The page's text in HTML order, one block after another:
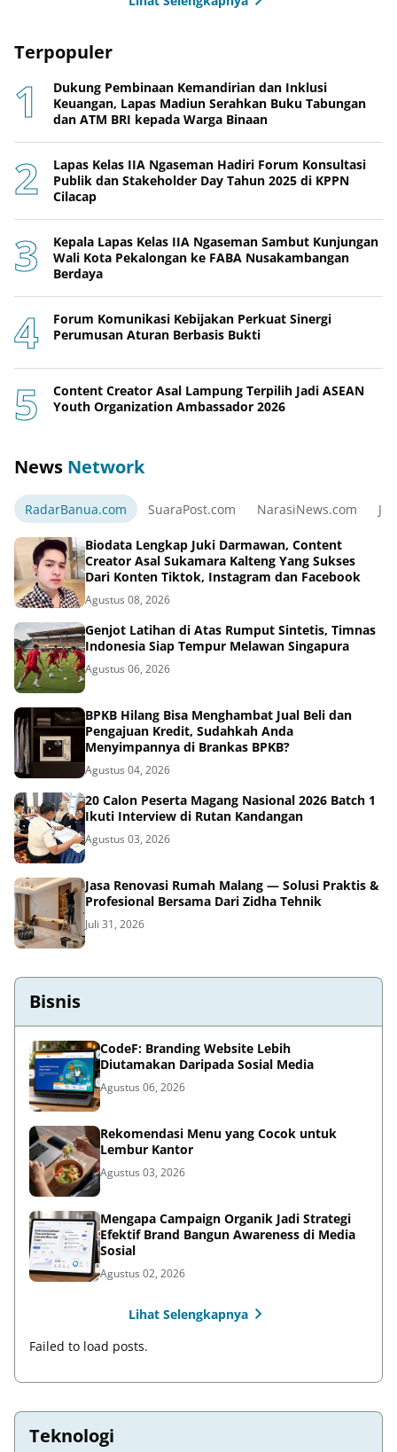
Terpopuler
Dukung Pembinaan Kemandirian dan Inklusi
Keuangan, Lapas Madiun Serahkan Buku Tabungan
dan ATM BRI kepada Warga Binaan
Lapas Kelas IIA Ngaseman Hadiri Forum Konsultasi
Publik dan Stakeholder Day Tahun 2025 di KPPN
Cilacap
Kepala Lapas Kelas IIA Ngaseman Sambut Kunjungan
Wali Kota Pekalongan ke FABA Nusakambangan
Berdaya
Forum Komunikasi Kebijakan Perkuat Sinergi
Perumusan Aturan Berbasis Bukti
Content Creator Asal Lampung Terpilih Jadi ASEAN
Youth Organization Ambassador 2026
News Network
RadarBanua.com SuaraPost.com NarasiNews.com
Biodata Lengkap Juki Darmawan, Content
Creator Asal Sukamara Kalteng Yang Sukses
Dari Konten Tiktok, Instagram dan Facebook
Agustus 08, 2026
Genjot Latihan di Atas Rumput Sintetis, Timnas
Indonesia Siap Tempur Melawan Singapura
Agustus 06, 2026
BPKB Hilang Bisa Menghambat Jual Beli dan
Pengajuan Kredit, Sudahkah Anda
Menyimpannya di Brankas BPKB?
Agustus 04, 2026
20 Calon Peserta Magang Nasional 2026 Batch 1
Ikuti Interview di Rutan Kandangan
Agustus 03, 2026
Jasa Renovasi Rumah Malang — Solusi Praktis &
Profesional Bersama Dari Zidha Tehnik
Juli 31, 2026
Bisnis
CodeF: Branding Website Lebih
Diutamakan Daripada Sosial Media
Agustus 06, 2026
Rekomendasi Menu yang Cocok untuk
Lembur Kantor
Agustus 03, 2026
Mengapa Campaign Organik Jadi Strategi
Efektif Brand Bangun Awareness di Media
Sosial
Agustus 02, 2026
Lihat Selengkapnya
Failed to load posts.
Teknologi